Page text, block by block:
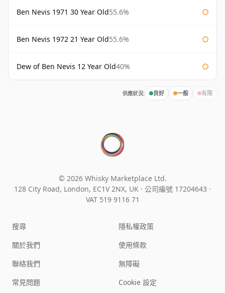
Ben Nevis 1971 30 Year Old55.6%
Ben Nevis 1972 21 Year Old55.6%
Dew of Ben Nevis 12 Year Old40%
供應狀況: 良好 一般 有限
© 2026 Whisky Marketplace Ltd.
128 City Road, London, EC1V 2NX, UK · 公司編號 17204643 ·
VAT 519 9116 71
搜尋
關於我們
聯絡我們
常見問題
隱私權政策
使用條款
無障礙
Cookie 設定